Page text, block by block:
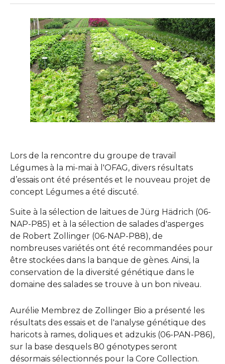
Lors de la rencontre du groupe de travail
Légumes à la mi-mai à l'OFAG, divers résultats
d’essais ont été présentés et le nouveau projet de
concept Légumes a été discuté.
Suite à la sélection de laitues de Jürg Hädrich (06-
NAP-P85) et à la sélection de salades d'asperges
de Robert Zollinger (06-NAP-P88), de
nombreuses variétés ont été recommandées pour
être stockées dans la banque de gènes. Ainsi, la
conservation de la diversité génétique dans le
domaine des salades se trouve à un bon niveau.
Aurélie Membrez de Zollinger Bio a présenté les
résultats des essais et de l'analyse génétique des
haricots à rames, doliques et adzukis (06-PAN-P86),
sur la base desquels 80 génotypes seront
désormais sélectionnés pour la Core Collection.